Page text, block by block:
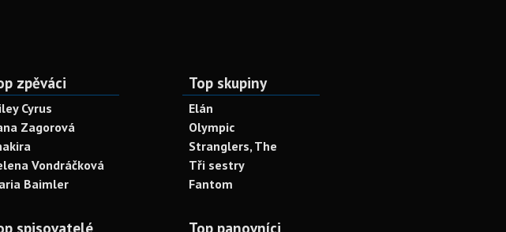
zpěváci
Cyrus
Zagorová
Vondráčková
Baimler
Top skupiny
Elán
Olympic
Stranglers, The
Tři sestry
Fantom
spisovatelé Top panovníci